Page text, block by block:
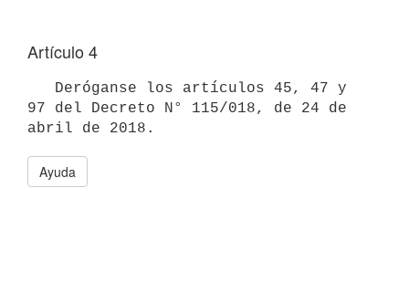
Artículo 4
97 del Decreto N° 115/018, de 24 de
Ayuda